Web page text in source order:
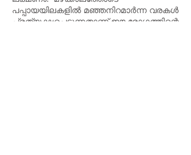
പപ്പായയിലകളിൽ മഞ്ഞനിറമാർന്ന വരകൾ
പ്രത്യക്ഷപ്പെടുന്നതാണ് ഈ രോഗത്തിന്റെ